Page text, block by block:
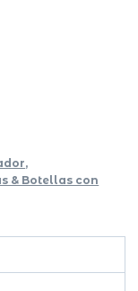
,
& Botellas con